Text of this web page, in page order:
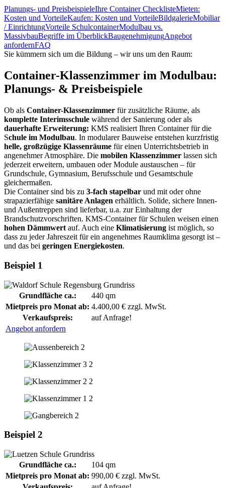
Planungs- und PreisbeispieleIhre Container ChecklisteMieten:
Kosten und VorteileKaufen: Kosten und VorteileBildgalerieMobiliar
/ EinrichtungVorteile SchulcontainerModulbau vs.
MassivbauBegriffe im ÜberblickBaugenehmigungAngebot
anfordernFAQ
Sie kümmern sich um die Bildung – wir uns um den Raum:
Container-Klassenzimmer im Modulbau:
Planungs- & Preisbeispiele
Ob als Container-Klassenzimmer für zusätzliche Räume, als
komplette Interimsschule während der Sanierung oder als
dauerhafte Erweiterung: KMS realisiert Ihren Container für die
Schule im Modulbau. In modularer Bauweise entstehen kurzfristig
helle, großzügige Klassenräume für einen Unterrichtsbetrieb in
angenehmer Atmosphäre. Die mobilen Klassenzimmer lassen sich
jederzeit erweitern, umbauen oder Module austauschen – für
Grundschule, Gymnasium, Berufsschule und Gesamtschule
gleichermaßen.
Die Container sind bis zu 3-fach stapelbar und mit oder ohne
strapazierfähige sanitäre Anlagen erhältlich. Solide, sichere Innen-
und Außentreppen sind lieferbar, u.a. zur Einhaltung der
Brandschutzvorschriften. KMS-Container für Schulen weisen einen
hohen Dämmwert auf. Auch eine Klimatisierung ist möglich, so
dass zu jeder Jahreszeit für ein angenehmes Raumklima gesorgt ist –
und das bei geringen Energiekosten.
Beispiel 1
Grundfläche ca.:
440 qm
Mietpreis pro Monat ab: 4.400,00 € zzgl. MwSt.
Verkaufspreis:
auf Anfrage!
Angebot anfordern
Beispiel 2
Grundfläche ca.:
104 qm
Mietpreis pro Monat ab: 990,00 € zzgl. MwSt.